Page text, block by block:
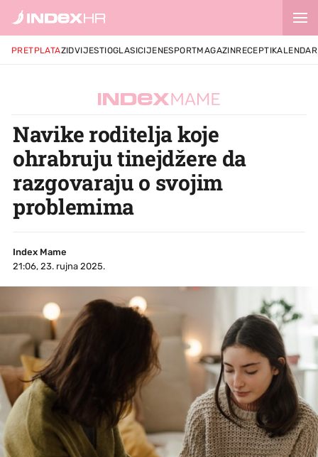
PRETPLATAZIDVIJESTIOGLASICIJENESPORTMAGAZINRECEPTIKALENDAR
Navike roditelja koje
ohrabruju tinejdžere da
razgovaraju o svojim
problemima
Index Mame
21:06, 23. rujna 2025.